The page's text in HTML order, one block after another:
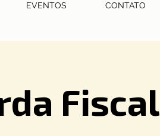
EVENTOS CONTATO
Fiscal